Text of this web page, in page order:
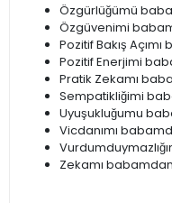
Özgürlüğümü
Özgüvenimi
Pozitif Bakış
Pozitif Enerjimi
Pratik Zekamı
Sempatikliğimi
Uyuşukluğumu
Vicdanımı
Zekamı